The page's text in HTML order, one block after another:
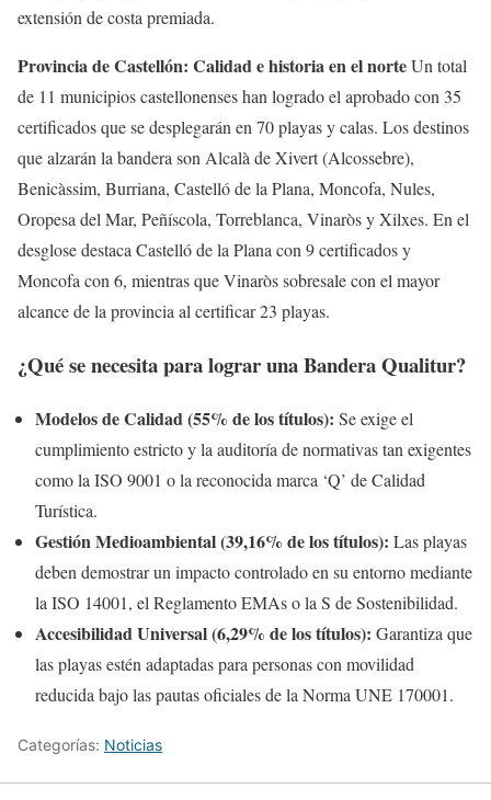
extensión de costa premiada.
Provincia de Castellón: Calidad e historia en el norteUn total
de 11 municipios castellonenses han logrado el aprobado con 35
certificados que se desplegarán en 70 playas y calas. Los destinos
que alzarán la bandera son Alcalà de Xivert (Alcossebre),
Benicàssim, Burriana, Castelló de la Plana, Moncofa, Nules,
Oropesa del Mar, Peñíscola, Torreblanca, Vinaròs y Xilxes. En el
desglose destaca Castelló de la Plana con 9 certificados y
Moncofa con 6, mientras que Vinaròs sobresale con el mayor
alcance de la provincia al certificar 23 playas.
¿Qué se necesita para lograr una Bandera Qualitur?
Modelos de Calidad (55% de los títulos): Se exige el
cumplimiento estricto y la auditoría de normativas tan exigentes
como la ISO 9001 o la reconocida marca ‘Q’ de Calidad
Turística.
Gestión Medioambiental (39,16% de los títulos): Las playas
deben demostrar un impacto controlado en su entorno mediante
la ISO 14001, el Reglamento EMAs o la S de Sostenibilidad.
Accesibilidad Universal (6,29% de los títulos): Garantiza que
las playas estén adaptadas para personas con movilidad
reducida bajo las pautas oficiales de la Norma UNE 170001.
Categorías: Noticias